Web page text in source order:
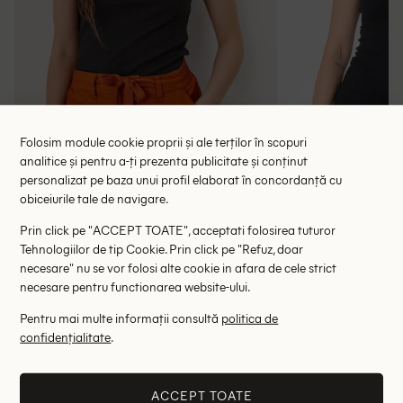
Maiou Q/S, negru
18.00 lei 48.00 lei
RRP: 69.00 lei
XS S
Folosim module cookie proprii și ale terților în scopuri
analitice și pentru a-ți prezenta publicitate și conținut
personalizat pe baza unui profil elaborat în concordanță cu
obiceiurile tale de navigare.
Prin click pe "ACCEPT TOATE", acceptati folosirea tuturor
Tehnologiilor de tip Cookie. Prin click pe "Refuz, doar
necesare" nu se vor folosi alte cookie in afara de cele strict
necesare pentru functionarea website-ului.
Pentru mai multe informații consultă politica de
confidențialitate.
ACCEPT TOATE